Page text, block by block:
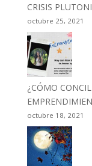
CRISIS
octubre 25, 2021
¿CÓMO
octubre 18, 2021